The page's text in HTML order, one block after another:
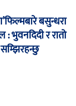
बसुन्धरा
: भुवनदिदी र रातो